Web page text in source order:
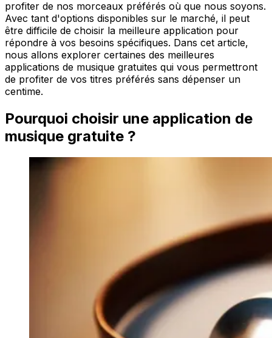
profiter de nos morceaux préférés où que nous soyons.
Avec tant d'options disponibles sur le marché, il peut
être difficile de choisir la meilleure application pour
répondre à vos besoins spécifiques. Dans cet article,
nous allons explorer certaines des meilleures
applications de musique gratuites qui vous permettront
de profiter de vos titres préférés sans dépenser un
centime.
Pourquoi choisir une application de
musique gratuite ?